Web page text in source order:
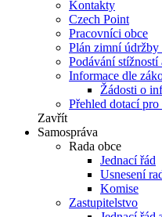
Kontakty
Czech Point
Pracovníci obce
Plán zimní údržby
Podávání stížností
Informace dle
Žádosti o
Přehled dotací
Zavřít
Samospráva
Rada obce
Jednací řád
Usnesení
Komise
Zastupitelstvo